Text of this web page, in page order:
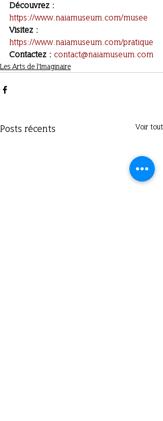
Découvrez :
https://www.naiamuseum.com/musee
Visitez :
https://www.naiamuseum.com/pratique
Contactez : contact@naiamuseum.com
Les Arts de l'Imaginaire
Posts récents Voir tout